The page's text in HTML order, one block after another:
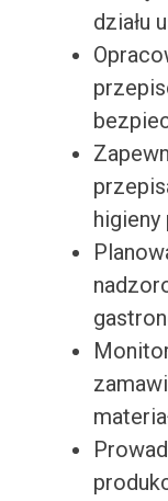
działu
higieny